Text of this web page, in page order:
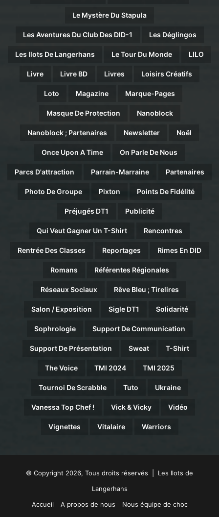
Le Mystère Du Stapula
Les Aventures Du Club Des DID-1 Les Déglingos
Les Ilots De Langerhans Le Tour Du Monde LILO
Livre Livre BD Livres Loisirs Créatifs
Loto Magazine Marque-Pages
Masque De Protection Nanoblock
Nanoblock ; Partenaires Newsletter Noël
Once Upon A Time On Parle De Nous
Parcs D'attraction Parrain-Marraine Partenaires
Photo De Groupe Pixton Points De Fidélité
Préjugés DT1 Publicité
Qui Veut Gagner Un T-Shirt Rencontres
Rentrée Des Classes Reportages Rimes En DID
Romans Référentes Régionales
Réseaux Sociaux Rêve Bleu ; Tirelires
Salon / Exposition Sigle DT1 Solidarité
Sophrologie Support De Communication
Support De Présentation Sweat T-Shirt
The Voice TMI 2024 TMI 2025
Tournoi De Scrabble Tuto Ukraine
Vanessa Top Chef ! Vick & Vicky Vidéo
Vignettes Vitalaire Warriors
© Copyright 2026, Tous droits réservés | Les Ilots de
Langerhans
Accueil
A propos de nous
Nous équipe de choc